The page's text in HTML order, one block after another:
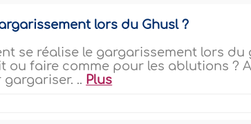
lors du Ghusl ?
se réalise le gargarissement lors du
ou faire comme pour les ablutions ?
.. Plus